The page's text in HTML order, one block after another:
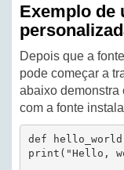
Exemplo de
Depois que a
pode começar a
abaixo demonstra
com a fonte
def
print("Hello,